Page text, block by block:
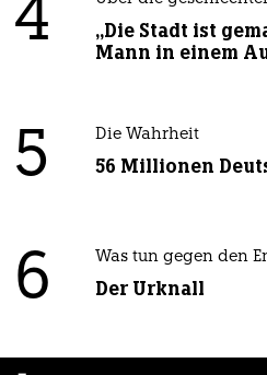
4
„Die Stadt ist
Mann in einem
5 Die Wahrheit
56 Millionen
6 Was tun gegen den
Der Urknall